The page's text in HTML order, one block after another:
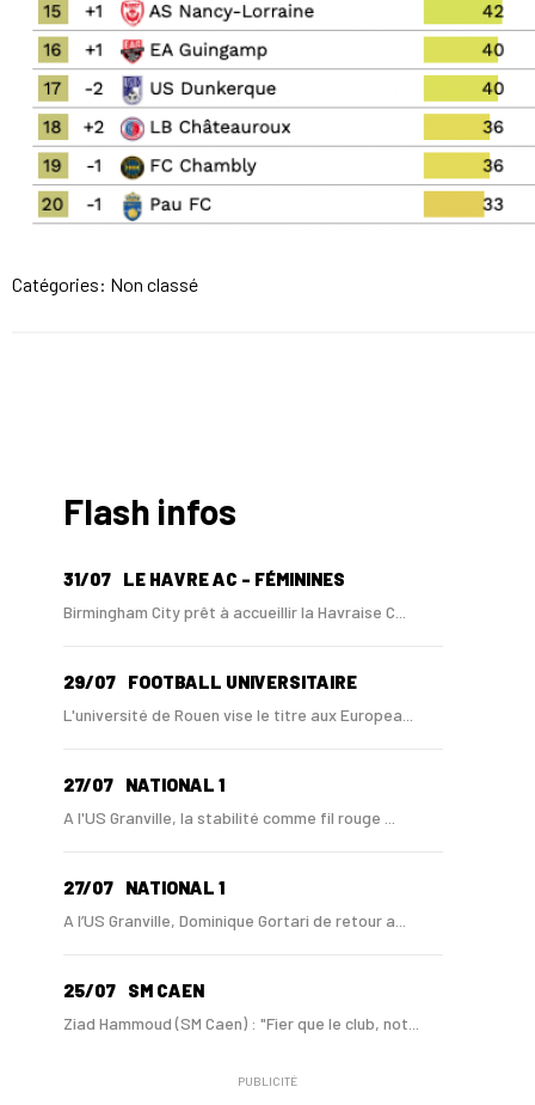
Catégories: Non classé
Flash infos
31/07 LE HAVRE AC - FÉMININES
Birmingham City prêt à accueillir la Havraise C...
29/07 FOOTBALL UNIVERSITAIRE
L'université de Rouen vise le titre aux Europea...
27/07 NATIONAL 1
A l'US Granville, la stabilité comme fil rouge ...
27/07 NATIONAL 1
A l’US Granville, Dominique Gortari de retour a...
25/07 SM CAEN
Ziad Hammoud (SM Caen) : "Fier que le club, not...
SM CAEN - MERCATO
PUBLICITÉ